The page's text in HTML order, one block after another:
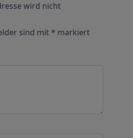
wird nicht
sind mit* markiert